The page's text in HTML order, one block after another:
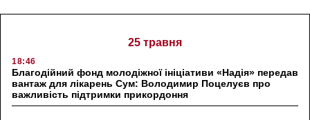
25 травня
18:46
Благодійний фонд молодіжної ініціативи «Надія» передав
вантаж для лікарень Сум: Володимир Поцелуєв про
важливість підтримки прикордоння